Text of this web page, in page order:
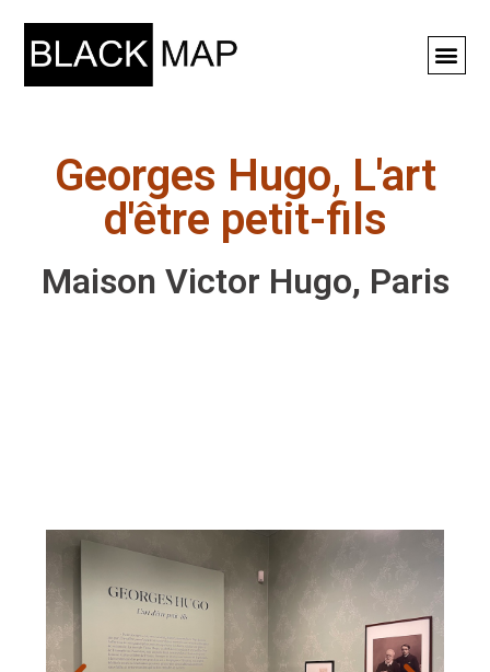
Georges Hugo, L'art
d'être petit-fils
Maison Victor Hugo, Paris